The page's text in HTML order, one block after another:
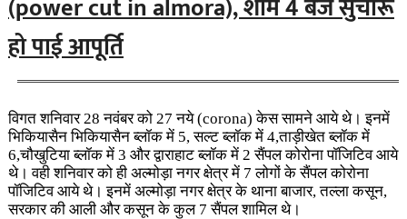
(power cut in almora), शाम 4 बजे सुचारू
हो पाई आपूर्ति
विगत शनिवार 28 नवंबर को 27 नये(corona) केस सामने आये थे। इनमें
भिकियासैन भिकियासैन ब्लॉक में 5, सल्ट ब्लॉक में 4,ताड़ीखेत ब्लॉक में
6,चौखुटिया ब्लॉक में 3 और द्वाराहाट ब्लॉक में 2 सैंपल कोरोना पॉजिटिव आये
थे। वही शनिवार को ही अल्मोड़ा नगर क्षेत्र में 7 लोगों के सैंपल कोरोना
पॉजिटिव आये थे। इनमें अल्मोड़ा नगर क्षेत्र के थाना बाजार, तल्ला कसून,
सरकार की आली और कसून के कुल 7 सैंपल शामिल थे।